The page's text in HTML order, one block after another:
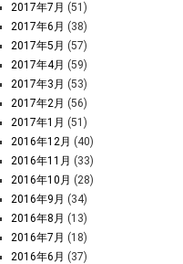
2017年7月 (51)
2017年6月 (38)
2017年5月 (57)
2017年4月 (59)
2017年3月 (53)
2017年2月 (56)
2017年1月 (51)
2016年12月 (40)
2016年11月 (33)
2016年10月 (28)
2016年9月 (34)
2016年8月 (13)
2016年7月 (18)
2016年6月 (37)